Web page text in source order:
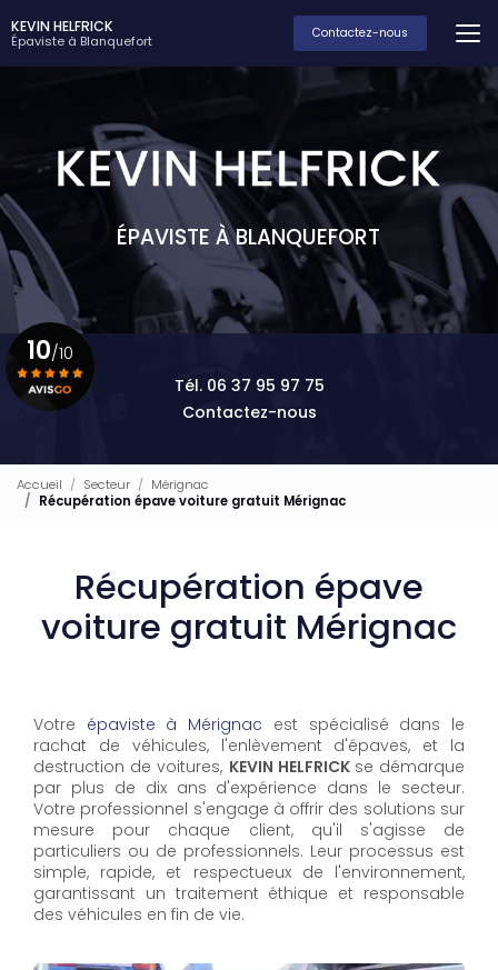
au
contenu
principal
KEVIN HELFRICK
Épaviste à Blanquefort Contactez-nous
ÉPAVISTE À BLANQUEFORT
Tél. 06 37 95 97 75
Contactez-nous
10/10
Accueil Secteur
Mérignac
Récupération épave voiture gratuit Mérignac
Récupération épave
voiture gratuit Mérignac
Votre épaviste à Mérignac est spécialisé dans le
rachat de véhicules, l'enlèvement d'épaves, et la
destruction de voitures, KEVIN HELFRICK se démarque
par plus de dix ans d'expérience dans le secteur.
Votre professionnel s'engage à offrir des solutions sur
mesure pour chaque client, qu'il s'agisse de
particuliers ou de professionnels. Leur processus est
simple, rapide, et respectueux de l'environnement,
garantissant un traitement éthique et responsable
des véhicules en fin de vie.